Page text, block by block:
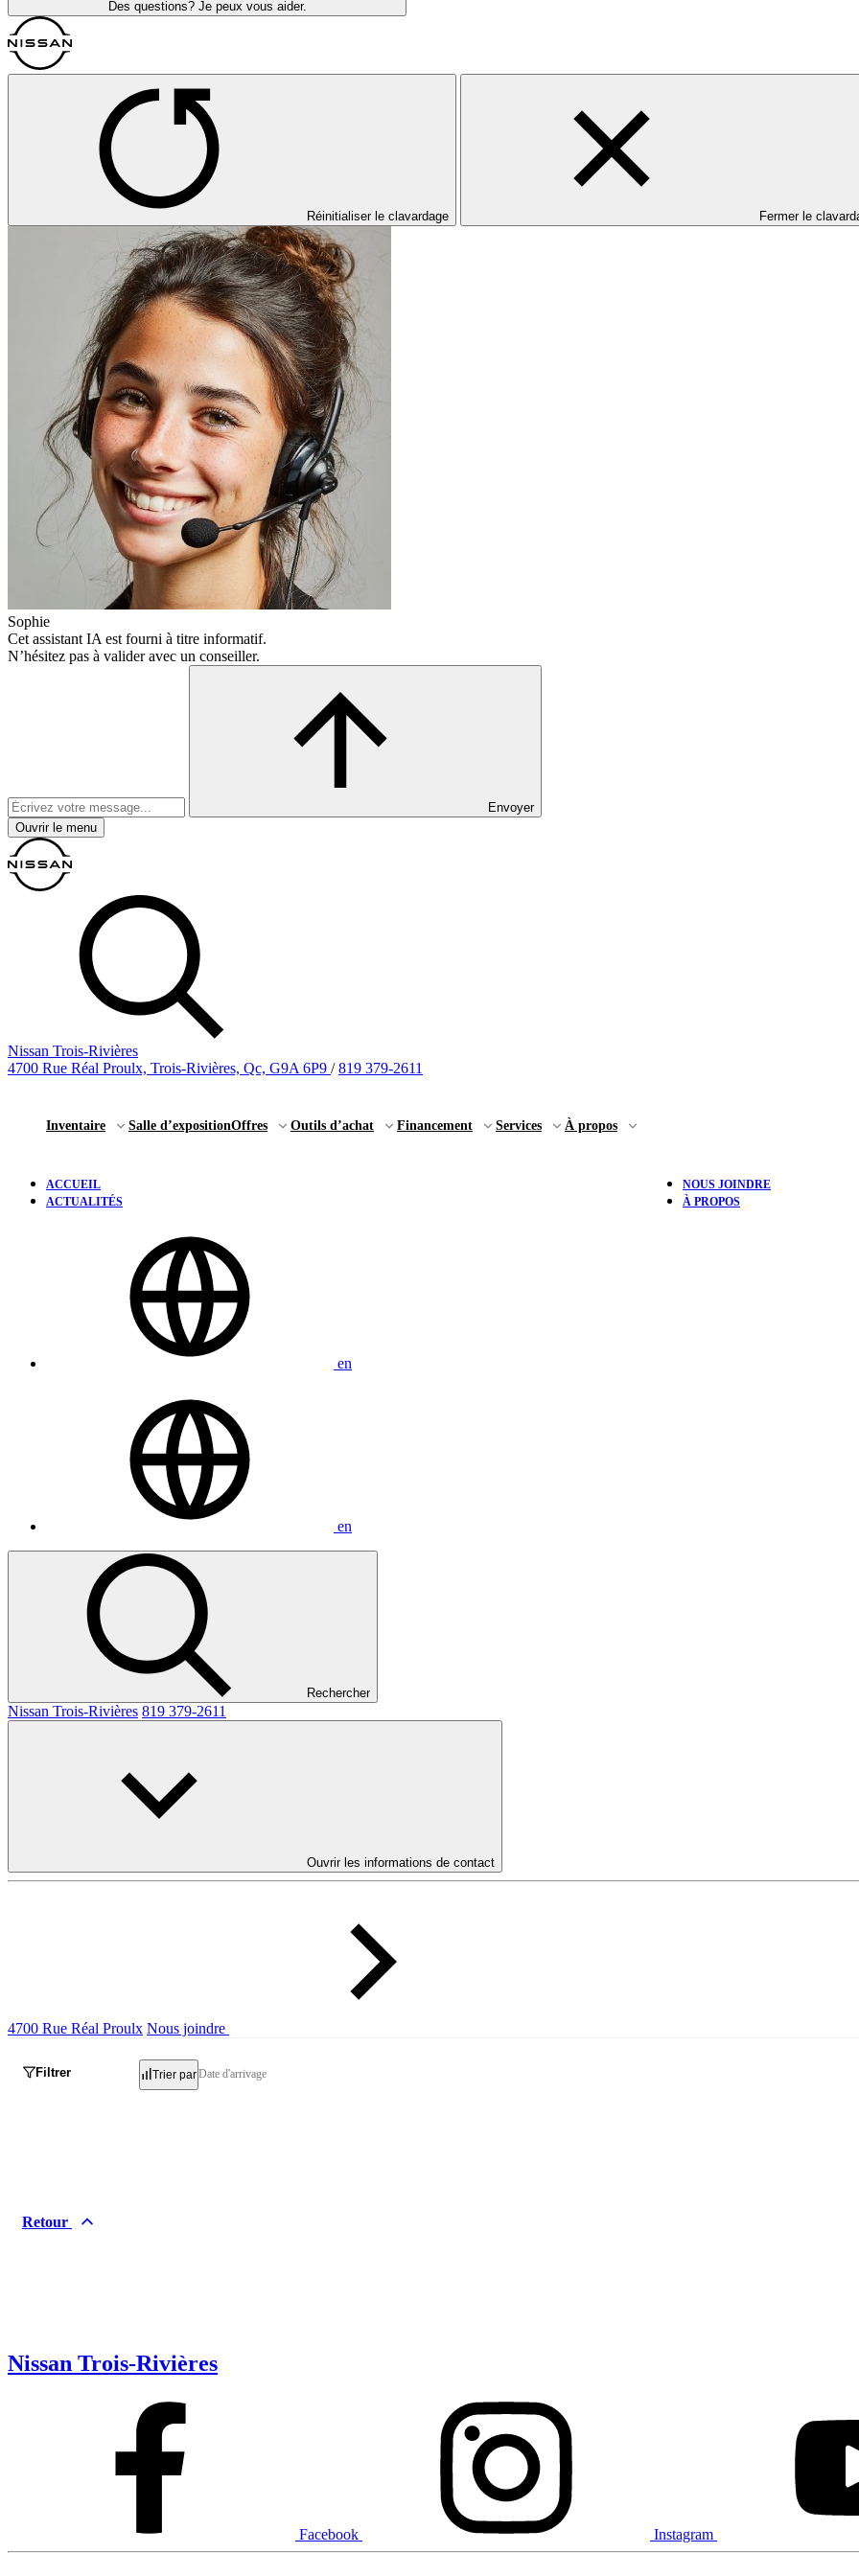
Des questions? Je peux vous aider.
Réinitialiser le clavardage Fermer le
Sophie
Cet assistant IA est fourni à titre informatif.
N’hésitez pas à valider avec un conseiller.
Envoyer
Ouvrir le menu
Nissan Trois-Rivières
4700 Rue Réal Proulx, Trois-Rivières, Qc, G9A 6P9 / 819 379-2611
Inventaire Salle d’expositionOffres Outils d’achat Financement Services À propos
ACCUEIL
NOUS JOINDRE
ACTUALITÉS
À PROPOS
en
en
Rechercher
Nissan Trois-Rivières 819 379-2611
Ouvrir les informations de contact
4700 Rue Réal Proulx Nous joindre
Filtrer Trier parDate d'arrivage
Retour
Nissan Trois-Rivières
Facebook Instagram